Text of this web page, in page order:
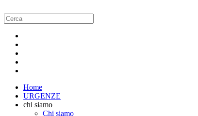
Home
URGENZE
chi siamo
Chi siamo